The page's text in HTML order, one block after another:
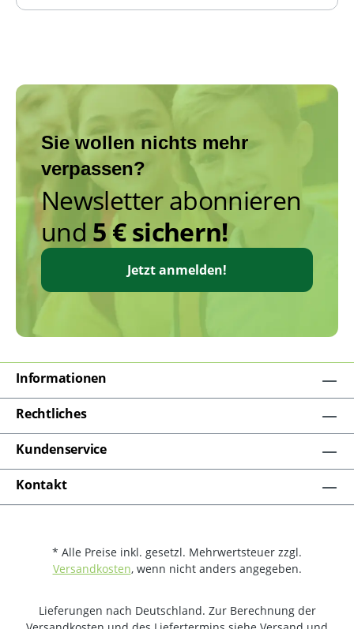
Sie wollen nichts mehr
verpassen?
Newsletter abonnieren
und 5 € sichern!
Jetzt anmelden!
Informationen
Rechtliches
Kundenservice
Kontakt
* Alle Preise inkl. gesetzl. Mehrwertsteuer zzgl.
Versandkosten, wenn nicht anders angegeben.
Lieferungen nach Deutschland. Zur Berechnung der